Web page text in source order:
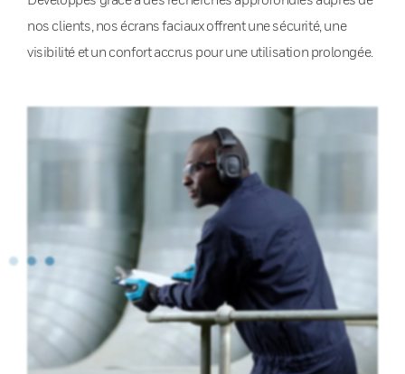
nos clients, nos écrans faciaux offrent une sécurité, une
visibilité et un confort accrus pour une utilisation prolongée.